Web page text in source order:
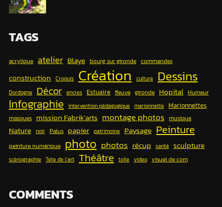
TAGS
acrylique atelier Blaye bourg sur gironde commandes
construction Croquis Création culture Dessins
Dordogne Décor encres Estuaire fleuve gironde Hopital Humeur
Infographie intervention pédagogique marionnette Marionnettes
masques mission Fabrik'arts montage photos musique
Nature noir Palus papier patrimoine Paysage Peinture
peinture numérique photo photos récup santé sculpture
scènographie Tete de l'art Théâtre toile video visuel de com
COMMENTS